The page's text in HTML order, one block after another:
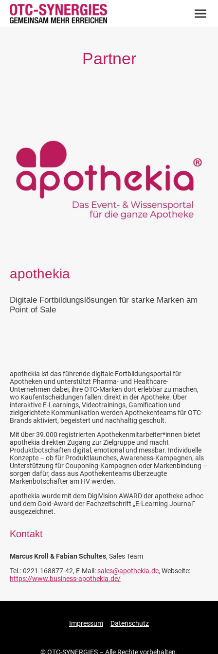
Partner
apothekia
Digitale Fortbildungslösungen für starke Marken am
Point of Sale
apothekia ist das führende digitale Fortbildungsportal für
Apotheken und unterstützt Pharma- und Healthcare-
Unternehmen dabei, ihre OTC-Marken dort erlebbar zu machen,
wo Kaufentscheidungen fallen: direkt in der Apotheke. Über
interaktive E-Learnings, Videotrainings, Gamification und
zielgerichtete Kommunikation werden Apothekenteams für OTC-
Brands aktiviert, begeistert und nachhaltig geschult.
Mit über 39.000 registrierten Apothekenmitarbeiter*innen bietet
apothekia direkten Zugang zur Zielgruppe und macht
Produktbotschaften digital, emotional und messbar. Individuelle
Konzepte – ob für Produktlaunches, Awareness-Kampagnen, als
Unterstützung für Couponing-Kampagnen oder Markenbindung –
sorgen dafür, dass aus Apothekenteams überzeugte
Markenbotschafter am HV werden.
apothekia wurde mit dem DigiVision AWARD der apotheke adhoc
und dem Gold-Award der Fachzeitschrift „E-Learning Journal“
ausgezeichnet.
Kontakt
Marcus Kroll & Fabian Schultes, Sales Team
Tel.: 0221 168877-42, E-Mail:sales@apothekia.de, Webseite:
https://www.business-apothekia.de/
Impressum Datenschutz
© OTC-SYNERGIES – Alle Rechte vorbehalten.